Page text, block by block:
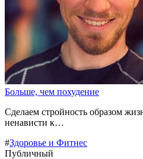
Больше, чем похудение
Сделаем стройность образом
ненависти к…
#Здоровье и Фитнес
Публичный